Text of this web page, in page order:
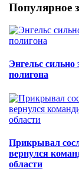
Популярное
Энгельс
полигона
Прикрывал
вернулся
области